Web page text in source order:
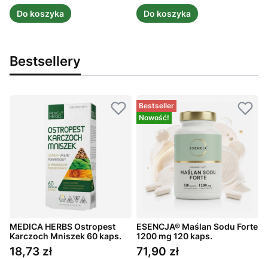
Do koszyka Do koszyka
Bestsellery
MEDICA HERBS Ostropest
Karczoch Mniszek 60 kaps.
Cena
18,73 zł
Bestseller
Nowość!
ESENCJA® Maślan Sodu Forte
1200 mg 120 kaps.
Cena
71,90 zł